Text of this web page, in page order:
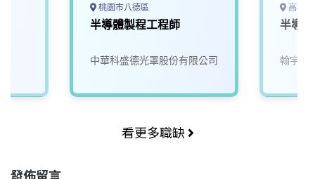
桃園市八德區
半導體製程工程師
中華科盛德光罩股份有限公司
高雄
半導
翰宇電
看更多職缺
發佈留言